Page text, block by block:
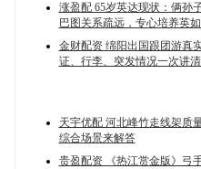
涨盈配 65岁英达现状：俩孙
巴图关系疏远，专心培养英
金财配资 绵阳出国跟团游真
证、行李、突发情况一次讲
天宇优配 河北峰竹走线架质
综合场景来解答
贵盈配资 《热江赏金版》弓